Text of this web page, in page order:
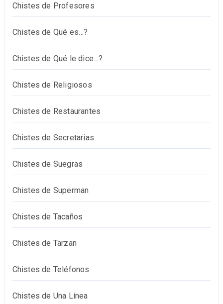
Chistes de Profesores
Chistes de Qué es…?
Chistes de Qué le dice…?
Chistes de Religiosos
Chistes de Restaurantes
Chistes de Secretarias
Chistes de Suegras
Chistes de Superman
Chistes de Tacaños
Chistes de Tarzan
Chistes de Teléfonos
Chistes de Una Línea